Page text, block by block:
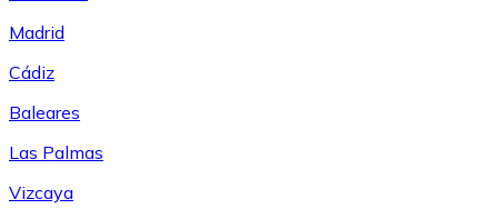
Madrid
Cádiz
Baleares
Las Palmas
Vizcaya